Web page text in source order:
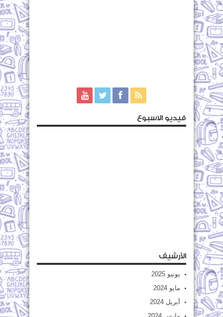
فيديو الاسبوع
الأرشيف
يونيو 2025
مايو 2024
أبريل 2024